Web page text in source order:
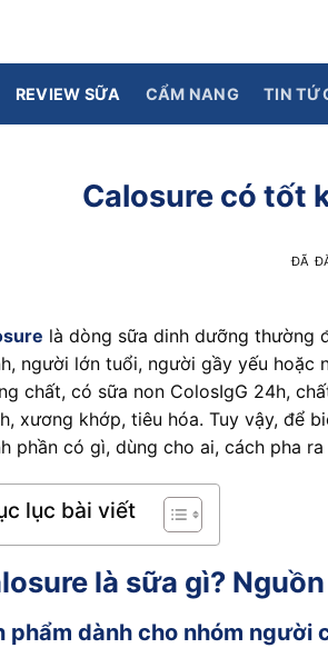
REVIEW SỮA CẨM NANG TIN
Calosure có tốt
ĐÃ
là dòng sữa dinh dưỡng thường
người lớn tuổi, người gầy yếu hoặc
chất, có sữa non ColosIgG 24h,
xương khớp, tiêu hóa. Tuy vậy, để
phần có gì, dùng cho ai, cách pha
lục bài viết
là sữa gì?
phẩm dành cho nhóm người